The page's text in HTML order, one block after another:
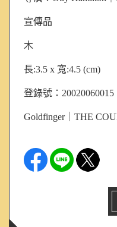
宣傳品
木
長:3.5 x 寬:4.5 (cm)
登錄號：20020060015
Goldfinger｜THE